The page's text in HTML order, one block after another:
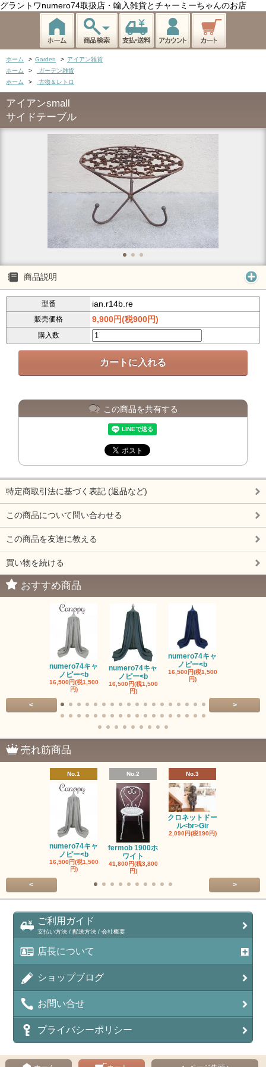
グラントワnumero74取扱店・輸入雑貨とチャーミーちゃんのお店
ホーム > Garden > アイアン雑貨
ホーム
>
ガーデン雑貨
ホーム
> 古物＆レトロ
アイアンsmall
サイドテーブル
商品説明
型番 ian.r14b.re
販売価格 9,900円(税900円)
購入数
この商品を共有する
特定商取引法に基づく表記 (返品など)
この商品について問い合わせる
この商品を友達に教える
買い物を続ける
おすすめ商品
numero74キャ
ノピー<b
16,500円(税1,500
円)
numero74キャ
ノピー<b
16,500円(税1,500
円)
numero74キャ
ノピー<b
16,500円(税1,500
円)
< >
売れ筋商品
No.1
numero74キャ
ノピー<b
16,500円(税1,500
円)
No.2
fermob 1900ホ
ワイト
41,800円(税3,800
円)
No.3
クロネットドー
ル<br>Gir
2,090円(税190円)
< >
ご利用ガイド
支払い方法 / 配送方法 / 会社概要
店長について
ショップブログ
お問い合せ
プライバシーポリシー